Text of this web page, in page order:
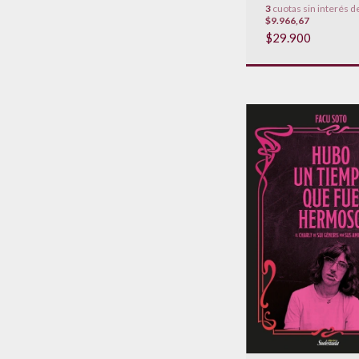
3 cuotas sin interés
$9.966,67
$29.900